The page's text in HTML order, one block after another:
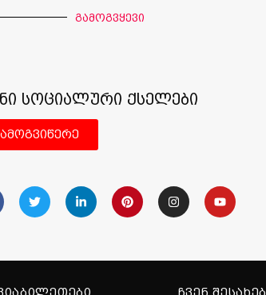
გამოგვყევი
სოციალური ქსელები